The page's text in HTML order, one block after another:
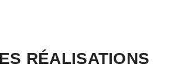
RÉALISATIONS